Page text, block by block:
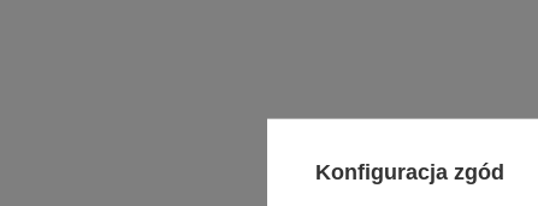
Konfiguracja zgód